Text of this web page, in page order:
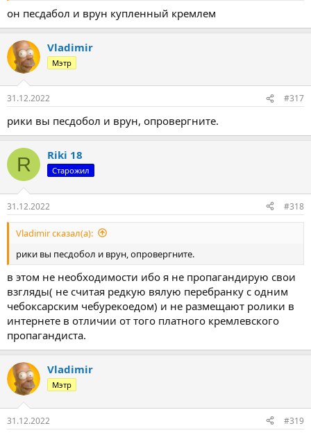
он песдабол и врун купленный кремлем
Vladimir
Мэтр
31.12.2022 #317
рики вы песдобол и врун, опровергните.
R Riki 18
Старожил
31.12.2022 #318
Vladimir сказал(а):
рики вы песдобол и врун, опровергните.
в этом не необходимости ибо я не пропагандирую свои
взгляды( не считая редкую вялую перебранку с одним
чебоксарским чебурекоедом) и не размещают ролики в
интернете в отличии от того платного кремлевского
пропагандиста.
Vladimir
Мэтр
31.12.2022 #319